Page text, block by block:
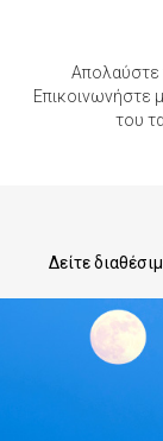
Απολαύστε
Επικοινωνήστε
του
Δείτε